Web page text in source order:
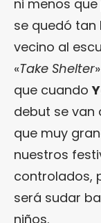
ni menos
se quedó
vecino al
«Take Shelter
que cuando
debut se van
que muy
nuestros
controlados,
será sudar
niños.